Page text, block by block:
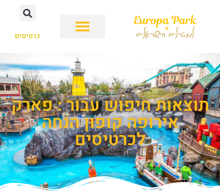
כרטיסים
תוצאות חיפוש עבור : פארק
אירופה קופון הנחה
לכרטיסים